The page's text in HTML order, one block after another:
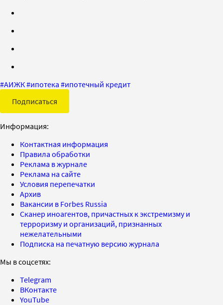
#АИЖК#ипотека #ипотечный кредит
Подписаться
Информация:
Контактная информация
Правила обработки
Реклама в журнале
Реклама на сайте
Условия перепечатки
Архив
Вакансии в Forbes Russia
Сканер иноагентов, причастных к экстремизму и
терроризму и организаций, признанных
нежелательными
Подписка на печатную версию журнала
Мы в соцсетях:
Telegram
ВКонтакте
YouTube